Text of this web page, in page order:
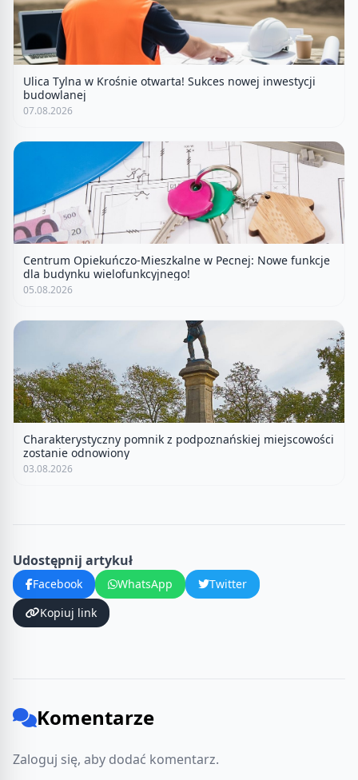
Ulica Tylna w Krośnie otwarta! Sukces nowej inwestycji
budowlanej
07.08.2026
Centrum Opiekuńczo-Mieszkalne w Pecnej: Nowe funkcje
dla budynku wielofunkcyjnego!
05.08.2026
Charakterystyczny pomnik z podpoznańskiej miejscowości
zostanie odnowiony
03.08.2026
Udostępnij artykuł
Facebook WhatsApp
Twitter
Kopiuj link
Komentarze
Zaloguj się, aby dodać komentarz.